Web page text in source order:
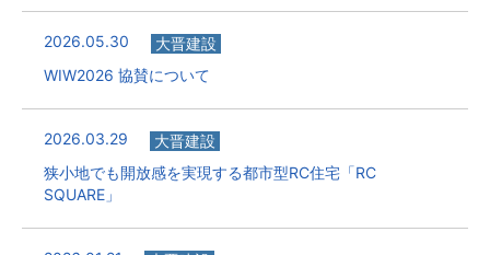
2026.05.30
大晋建設
WIW2026 協賛について
2026.03.29
大晋建設
狭小地でも開放感を実現する都市型RC住宅「RC
SQUARE」